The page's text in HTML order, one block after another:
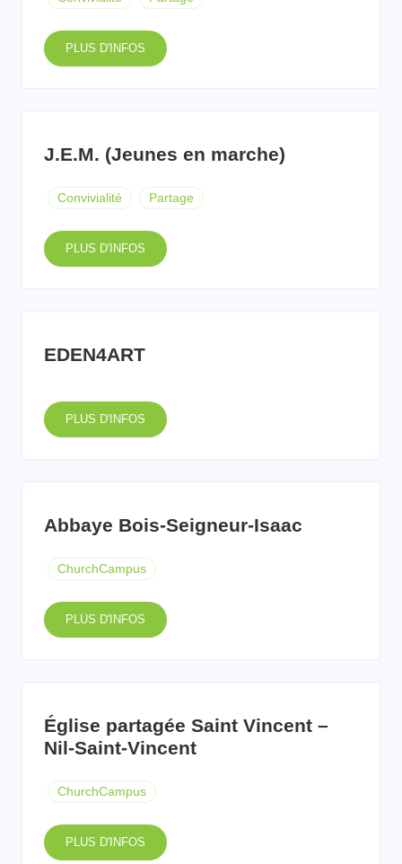
PLUS D'INFOS
J.E.M. (Jeunes en marche)
Convivialité Partage
PLUS D'INFOS
EDEN4ART
PLUS D'INFOS
Abbaye Bois-Seigneur-Isaac
ChurchCampus
PLUS D'INFOS
Église partagée Saint Vincent –
Nil-Saint-Vincent
ChurchCampus
PLUS D'INFOS